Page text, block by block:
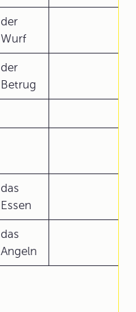
der
Wurf
der
Betrug
das
Essen
das
Angeln